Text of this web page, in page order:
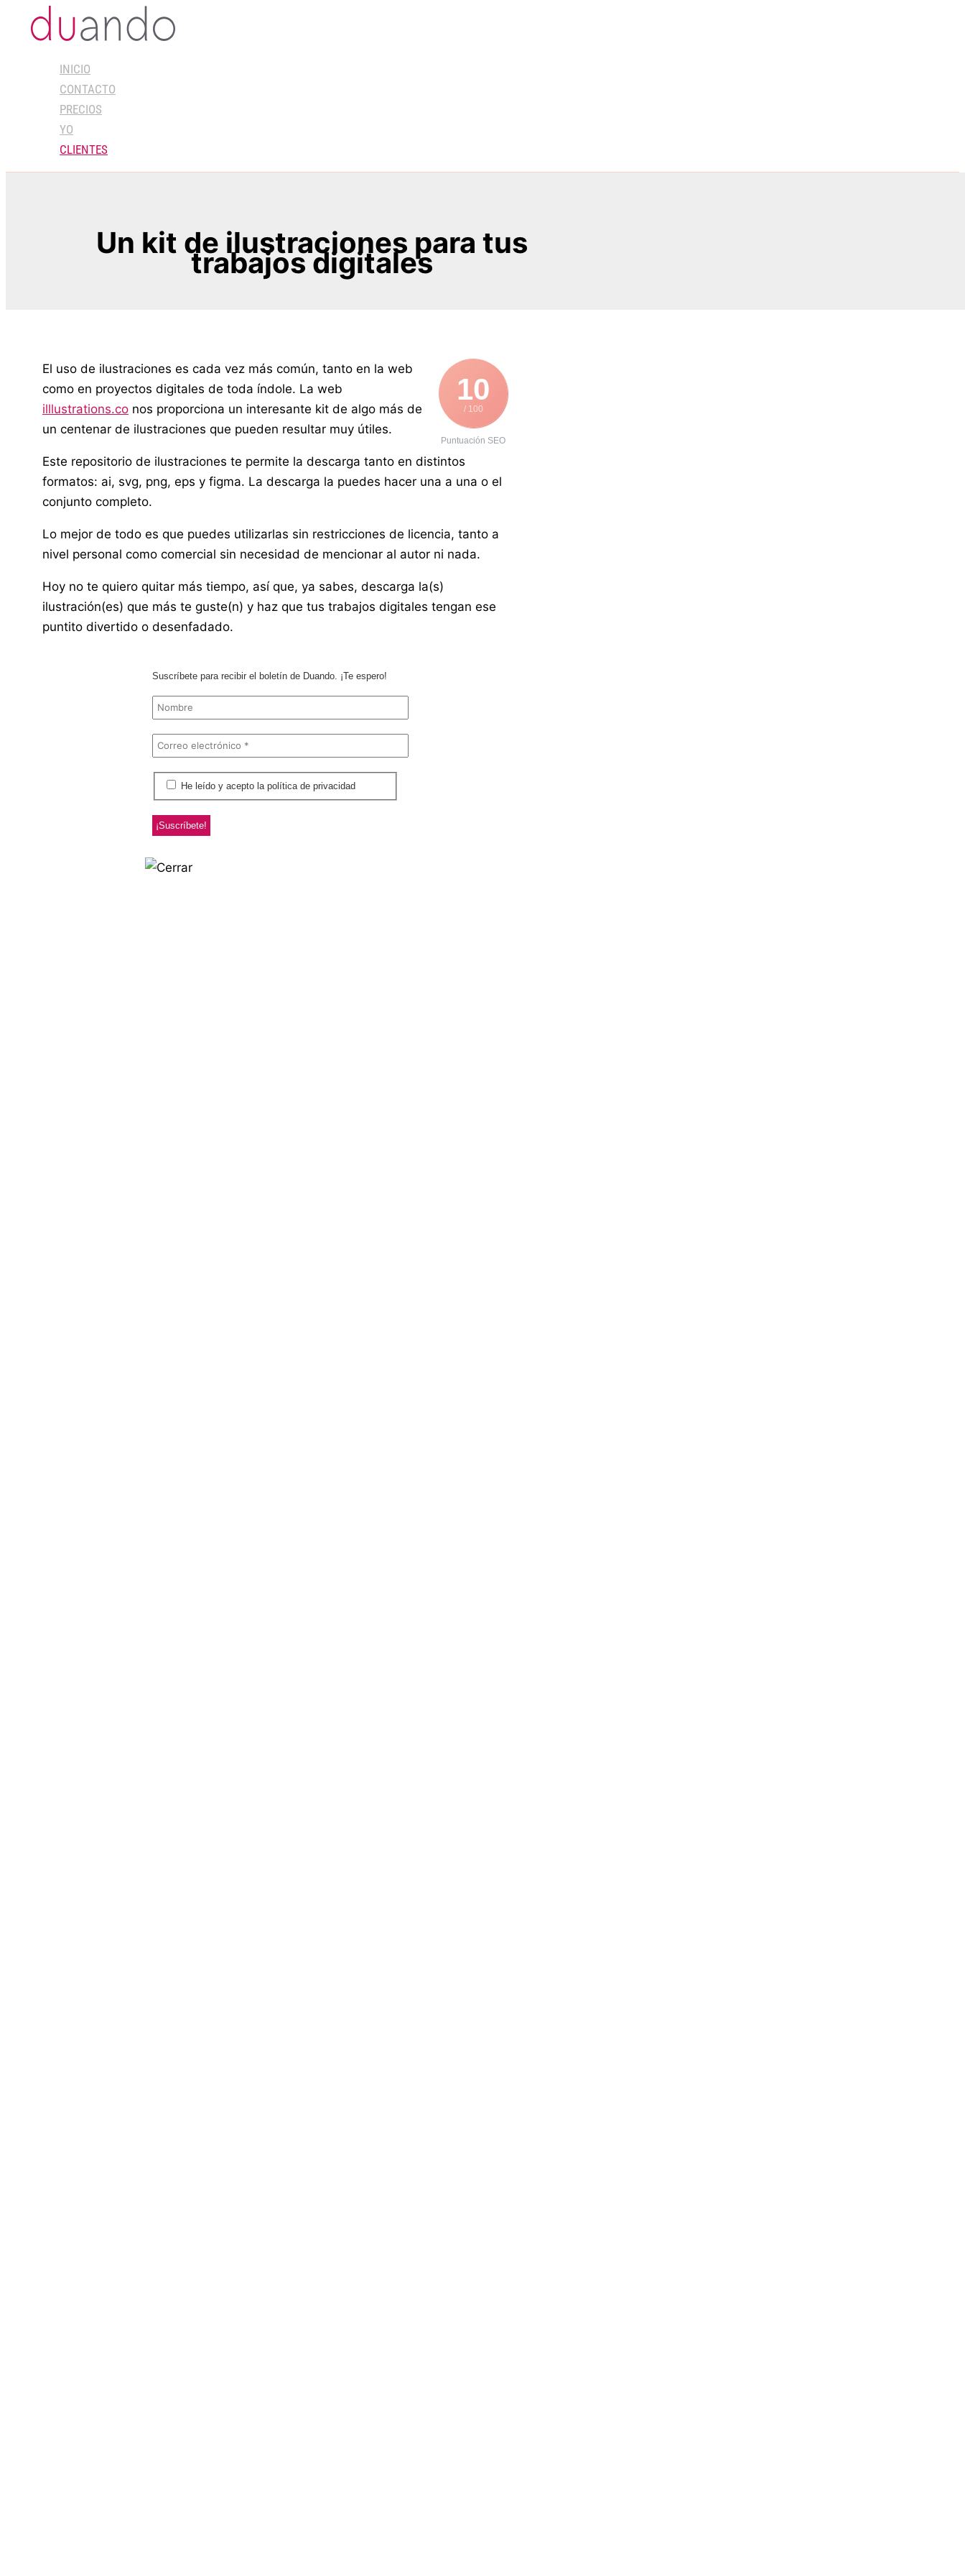
INICIO
CONTACTO
PRECIOS
YO
CLIENTES
Un kit de ilustraciones para tus
trabajos digitales
10
/ 100
Puntuación SEO
El uso de ilustraciones es cada vez más común, tanto en la web
como en proyectos digitales de toda índole. La web
illlustrations.co nos proporciona un interesante kit de algo más de
un centenar de ilustraciones que pueden resultar muy útiles.
Este repositorio de ilustraciones te permite la descarga tanto en distintos
formatos: ai, svg, png, eps y figma. La descarga la puedes hacer una a una o el
conjunto completo.
Lo mejor de todo es que puedes utilizarlas sin restricciones de licencia, tanto a
nivel personal como comercial sin necesidad de mencionar al autor ni nada.
Hoy no te quiero quitar más tiempo, así que, ya sabes, descarga la(s)
ilustración(es) que más te guste(n) y haz que tus trabajos digitales tengan ese
puntito divertido o desenfadado.
Suscríbete para recibir el boletín de Duando. ¡Te espero!
He leído y acepto la política de privacidad